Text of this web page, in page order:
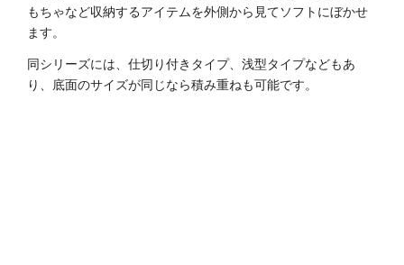
もちゃなど収納するアイテムを外側から見てソフトにぼかせ
ます。
同シリーズには、仕切り付きタイプ、浅型タイプなどもあ
り、底面のサイズが同じなら積み重ねも可能です。